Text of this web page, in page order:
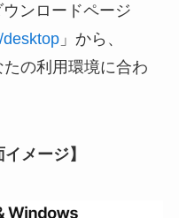
ンロードページ
」から、
の利用環境に合わ
メージ】